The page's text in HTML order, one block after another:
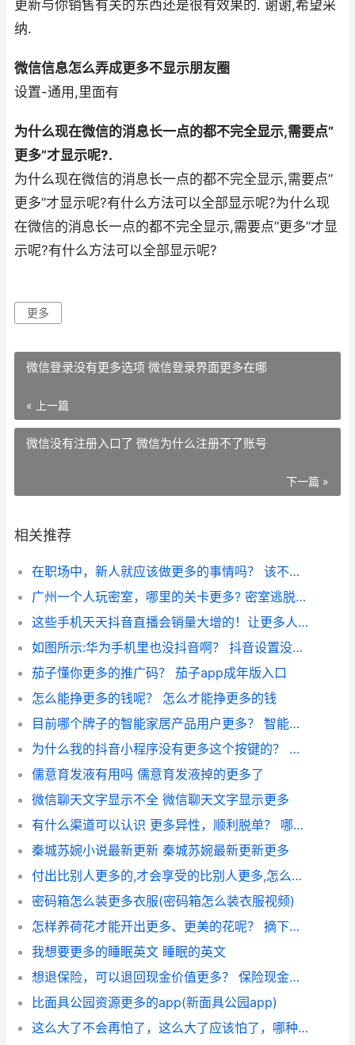
更新与你销售有关的东西还是很有效果的. 谢谢,希望采
纳.
微信信息怎么弄成更多不显示朋友圈
设置-通用,里面有
为什么现在微信的消息长一点的都不完全显示,需要点”
更多”才显示呢?.
为什么现在微信的消息长一点的都不完全显示,需要点”
更多”才显示呢?有什么方法可以全部显示呢?为什么现
在微信的消息长一点的都不完全显示,需要点”更多”才显
示呢?有什么方法可以全部显示呢?
更多
微信登录没有更多选项 微信登录界面更多在哪
« 上一篇
微信没有注册入口了 微信为什么注册不了账号
下一篇 »
相关推荐
在职场中，新人就应该做更多的事情吗？ 该不该帮同事干活
广州一个人玩密室，哪里的关卡更多? 密室逃脱价格
这些手机天天抖音直播会销量大增的！让更多人知道！ 国家为什么不敢封快手
如图所示:华为手机里也没抖音啊？ 抖音设置没有更多功能
茄子懂你更多的推广码？ 茄子app成年版入口
怎么能挣更多的钱呢？ 怎么才能挣更多的钱
目前哪个牌子的智能家居产品用户更多？ 智能家居牌子
为什么我的抖音小程序没有更多这个按键的？ 抖音为什么找不到盲盒
儒意育发液有用吗 儒意育发液掉的更多了
微信聊天文字显示不全 微信聊天文字显示更多
有什么渠道可以认识 更多异性，顺利脱单？ 哪些渠道认识更多异性
秦城苏婉小说最新更新 秦城苏婉最新更新更多
付出比别人更多的,才会享受的比别人更多,怎么回答？ 付出的意义是什么
密码箱怎么装更多衣服(密码箱怎么装衣服视频)
怎样养荷花才能开出更多、更美的花呢？ 摘下来的荷花苞怎么养
我想要更多的睡眠英文 睡眠的英文
想退保险，可以退回现金价值更多？ 保险现金价值能退多少
比面具公园资源更多的app(新面具公园app)
这么大了不会再怕了，这么大了应该怕了，哪种人更多？ 学生看到陈浩南的纹身怕